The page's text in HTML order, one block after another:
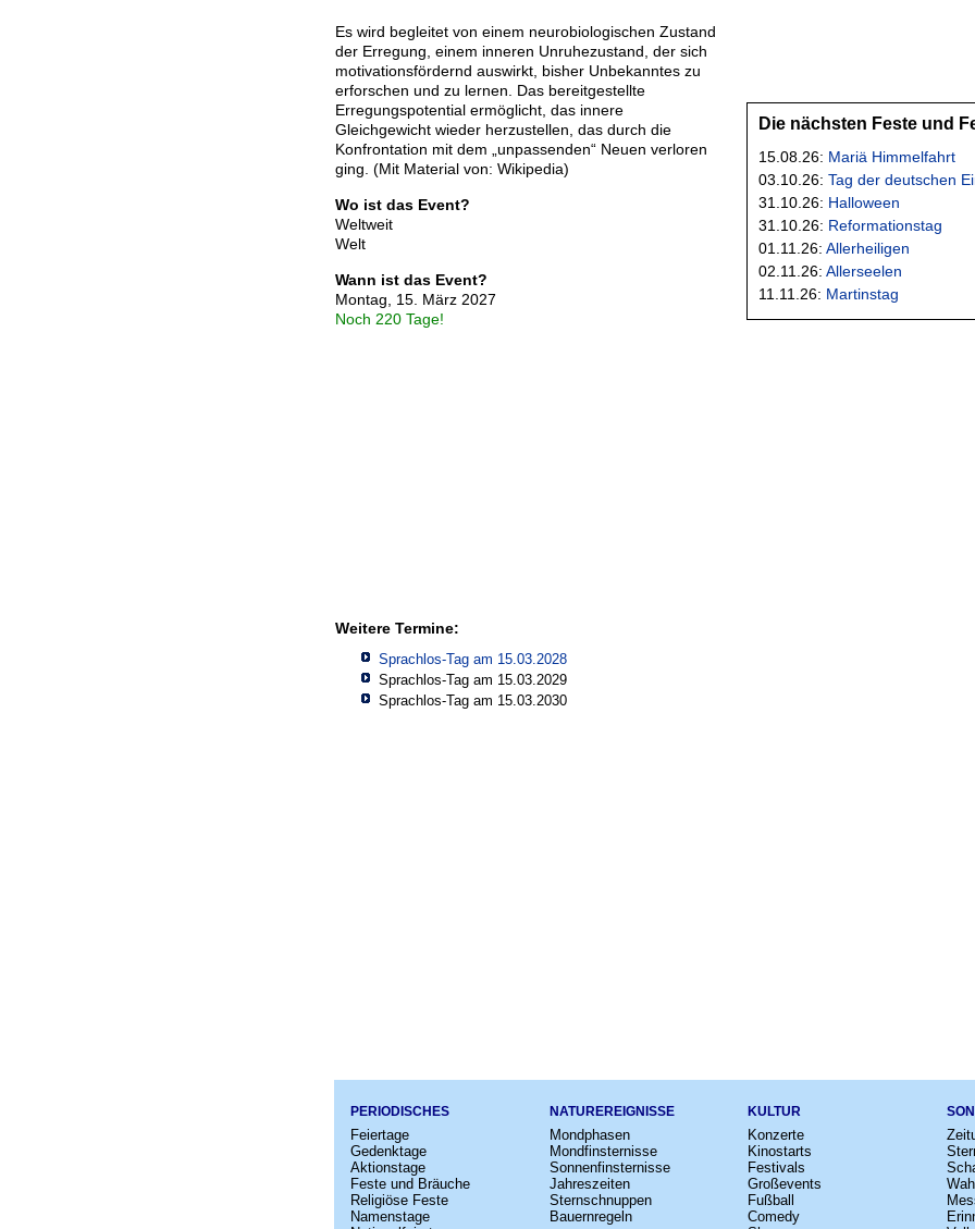
Es wird begleitet von einem neurobiologischen Zustand
der Erregung, einem inneren Unruhezustand, der sich
motivationsfördernd auswirkt, bisher Unbekanntes zu
erforschen und zu lernen. Das bereitgestellte
Erregungspotential ermöglicht, das innere
Gleichgewicht wieder herzustellen, das durch die
Konfrontation mit dem „unpassenden“ Neuen verloren
ging. (Mit Material von: Wikipedia)
Wo ist das Event?
Weltweit
Welt
Wann ist das Event?
Montag, 15. März 2027
Noch 220 Tage!
Weitere Termine:
Sprachlos-Tag am 15.03.2028
Sprachlos-Tag am 15.03.2029
Sprachlos-Tag am 15.03.2030
Die nächsten Feste und
15.08.26: Mariä Himmelfahrt
03.10.26: Tag der deutschen
31.10.26: Halloween
31.10.26: Reformationstag
01.11.26: Allerheiligen
02.11.26: Allerseelen
11.11.26: Martinstag
PERIODISCHES
Feiertage
Gedenktage
Aktionstage
Feste und Bräuche
Religiöse Feste
Namenstage
NATUREREIGNISSE
Mondphasen
Mondfinsternisse
Sonnenfinsternisse
Jahreszeiten
Sternschnuppen
Bauernregeln
KULTUR
Konzerte
Kinostarts
Festivals
Großevents
Fußball
Comedy